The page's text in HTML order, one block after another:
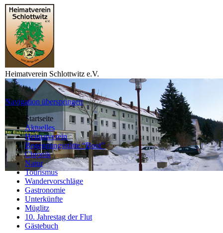
Heimatverein Schlottwitz e.V.
Navigation überspringen
Startseite
Aktuelles
Heimatverein
Begegnungsstätte “Boot”
Chronik
Natur
Tourismus
Wandervorschläge
Gastronomie
Unterkünfte
Müglitz
10. Jahrestag der Flut
Gästebuch